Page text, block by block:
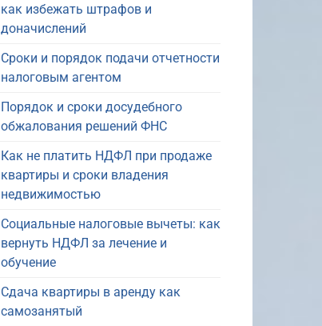
как избежать штрафов и
доначислений
Сроки и порядок подачи отчетности
налоговым агентом
Порядок и сроки досудебного
обжалования решений ФНС
Как не платить НДФЛ при продаже
квартиры и сроки владения
недвижимостью
Социальные налоговые вычеты: как
вернуть НДФЛ за лечение и
обучение
Сдача квартиры в аренду как
самозанятый